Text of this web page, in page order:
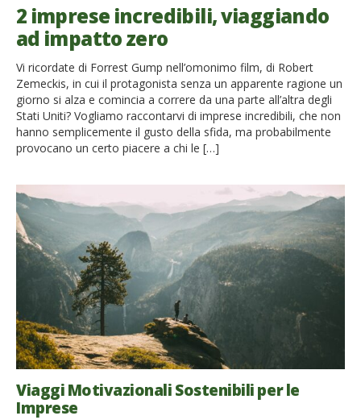
2 imprese incredibili, viaggiando
ad impatto zero
Vi ricordate di Forrest Gump nell’omonimo film, di Robert
Zemeckis, in cui il protagonista senza un apparente ragione un
giorno si alza e comincia a correre da una parte all’altra degli
Stati Uniti? Vogliamo raccontarvi di imprese incredibili, che non
hanno semplicemente il gusto della sfida, ma probabilmente
provocano un certo piacere a chi le […]
Viaggi Motivazionali Sostenibili per le
Imprese